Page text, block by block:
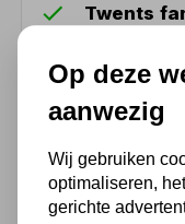
Twents
Ook handig
Op deze
aanwezig
Wij gebruiken
optimaliseren,
gerichte